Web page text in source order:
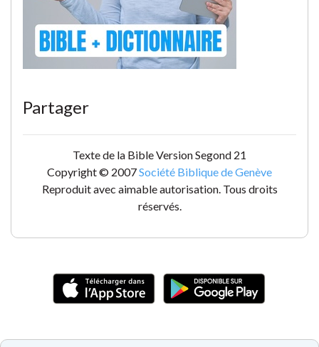
Partager
Texte de la Bible Version Segond 21
Copyright © 2007Société Biblique de Genève
Reproduit avec aimable autorisation. Tous droits
réservés.